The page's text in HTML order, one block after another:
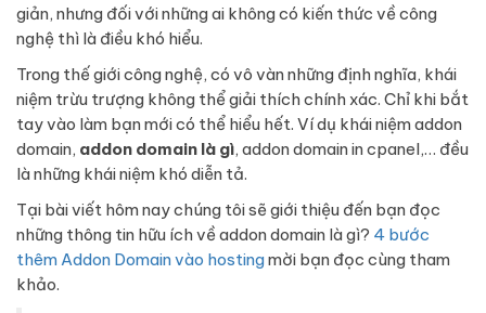
giản, nhưng đối với những ai không có kiến thức về công
nghệ thì là điều khó hiểu.
Trong thế giới công nghệ, có vô vàn những định nghĩa, khái
niệm trừu trượng không thể giải thích chính xác. Chỉ khi bắt
tay vào làm bạn mới có thể hiểu hết. Ví dụ khái niệm addon
domain, addon domain là gì, addon domain in cpanel,… đều
là những khái niệm khó diễn tả.
Tại bài viết hôm nay chúng tôi sẽ giới thiệu đến bạn đọc
những thông tin hữu ích về addon domain là gì? 4 bước
thêm Addon Domain vào hostingmời bạn đọc cùng tham
khảo.